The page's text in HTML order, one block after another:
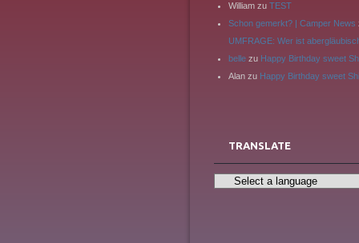
William zu TEST
Schon gemerkt? | Camper News
UMFRAGE: Wer ist
belle zu Happy Birthday sweet
Alan zu Happy Birthday sweet
TRANSLATE